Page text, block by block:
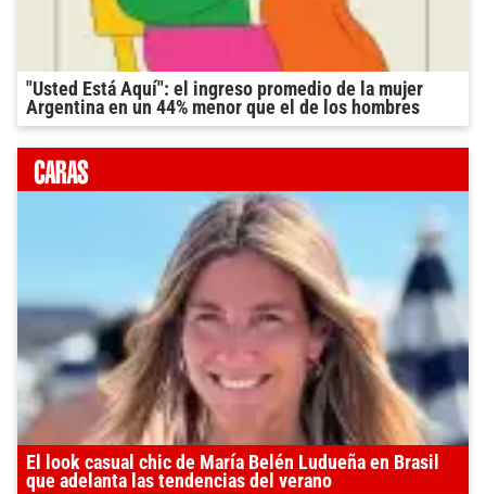
"Usted Está Aquí": el ingreso promedio de la mujer
Argentina en un 44% menor que el de los hombres
El look casual chic de María Belén Ludueña en Brasil
que adelanta las tendencias del verano